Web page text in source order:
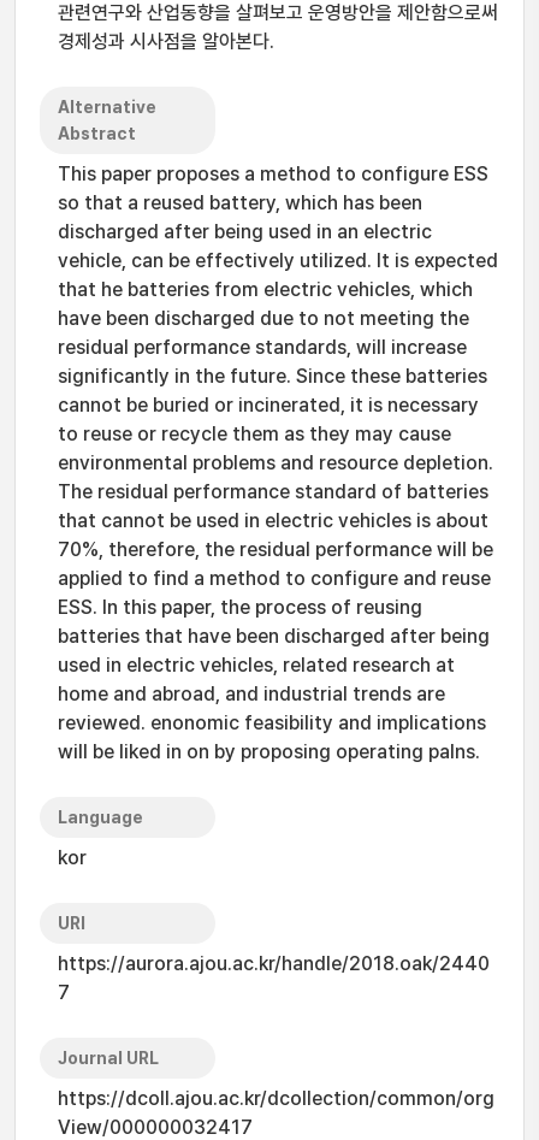
관련연구와 산업동향을 살펴보고 운영방안을 제안함으로써
경제성과 시사점을 알아본다.
Alternative
Abstract
This paper proposes a method to configure ESS
so that a reused battery, which has been
discharged after being used in an electric
vehicle, can be effectively utilized. It is expected
that he batteries from electric vehicles, which
have been discharged due to not meeting the
residual performance standards, will increase
significantly in the future. Since these batteries
cannot be buried or incinerated, it is necessary
to reuse or recycle them as they may cause
environmental problems and resource depletion.
The residual performance standard of batteries
that cannot be used in electric vehicles is about
70%, therefore, the residual performance will be
applied to find a method to configure and reuse
ESS. In this paper, the process of reusing
batteries that have been discharged after being
used in electric vehicles, related research at
home and abroad, and industrial trends are
reviewed. enonomic feasibility and implications
will be liked in on by proposing operating palns.
Language
kor
URI
https://aurora.ajou.ac.kr/handle/2018.oak/2440
7
Journal URL
https://dcoll.ajou.ac.kr/dcollection/common/org
View/000000032417